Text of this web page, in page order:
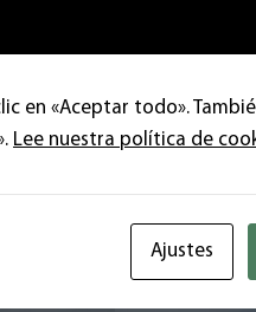
en «Aceptar todo».
Lee nuestra política de
Ajustes